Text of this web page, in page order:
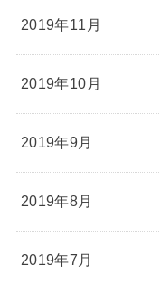
2019年11月
2019年10月
2019年9月
2019年8月
2019年7月